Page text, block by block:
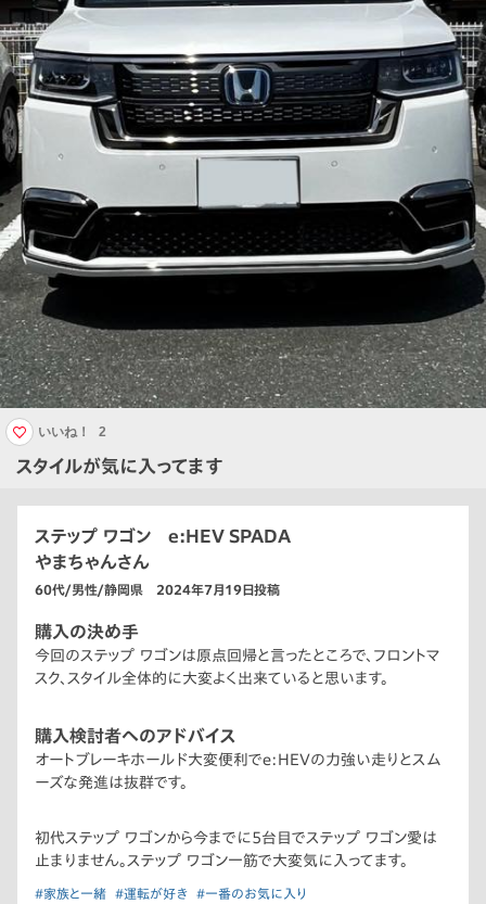
スタイルが気に入ってます
いいね！ 2
ステップ ワゴン e:HEV SPADA
やまちゃんさん
60代/男性/静岡県 2024年7月19日投稿
購入の決め手
今回のステップ ワゴンは原点回帰と言ったところで、フロントマ
スク、スタイル全体的に大変よく出来ていると思います。
購入検討者へのアドバイス
オートブレーキホールド大変便利でe:HEVの力強い走りとスム
ーズな発進は抜群です。
初代ステップ ワゴンから今までに5台目でステップ ワゴン愛は
止まりません。ステップ ワゴン一筋で大変気に入ってます。
#家族と一緒 #運転が好き #一番のお気に入り